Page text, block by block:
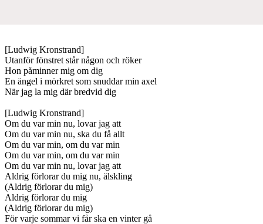
[Ludwig Kronstrand]
Utanför fönstret står någon och röker
Hon påminner mig om dig
En ängel i mörkret som snuddar min axel
När jag la mig där bredvid dig
[Ludwig Kronstrand]
Om du var min nu, lovar jag att
Om du var min nu, ska du få allt
Om du var min, om du var min
Om du var min, om du var min
Om du var min nu, lovar jag att
Aldrig förlorar du mig nu, älskling
(Aldrig förlorar du mig)
Aldrig förlorar du mig
(Aldrig förlorar du mig)
För varje sommar vi får ska en vinter gå